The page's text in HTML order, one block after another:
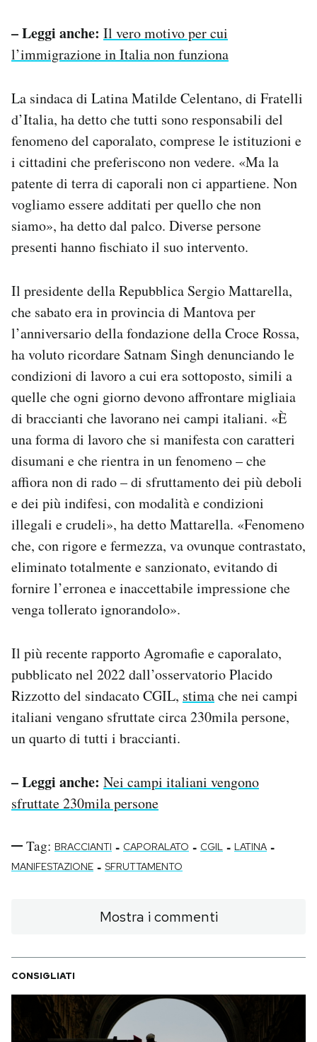
– Leggi anche: Il vero motivo per cui
l’immigrazione in Italia non funziona
La sindaca di Latina Matilde Celentano, di Fratelli
d’Italia, ha detto che tutti sono responsabili del
fenomeno del caporalato, comprese le istituzioni e
i cittadini che preferiscono non vedere. «Ma la
patente di terra di caporali non ci appartiene. Non
vogliamo essere additati per quello che non
siamo», ha detto dal palco. Diverse persone
presenti hanno fischiato il suo intervento.
Il presidente della Repubblica Sergio Mattarella,
che sabato era in provincia di Mantova per
l’anniversario della fondazione della Croce Rossa,
ha voluto ricordare Satnam Singh denunciando le
condizioni di lavoro a cui era sottoposto, simili a
quelle che ogni giorno devono affrontare migliaia
di braccianti che lavorano nei campi italiani. «È
una forma di lavoro che si manifesta con caratteri
disumani e che rientra in un fenomeno – che
affiora non di rado – di sfruttamento dei più deboli
e dei più indifesi, con modalità e condizioni
illegali e crudeli», ha detto Mattarella. «Fenomeno
che, con rigore e fermezza, va ovunque contrastato,
eliminato totalmente e sanzionato, evitando di
fornire l’erronea e inaccettabile impressione che
venga tollerato ignorandolo».
Il più recente rapporto Agromafie e caporalato,
pubblicato nel 2022 dall’osservatorio Placido
Rizzotto del sindacato CGIL, stimache nei campi
italiani vengano sfruttate circa 230mila persone,
un quarto di tutti i braccianti.
– Leggi anche: Nei campi italiani vengono
sfruttate 230mila persone
Tag: BRACCIANTI - CAPORALATO - CGIL - LATINA -
MANIFESTAZIONE - SFRUTTAMENTO
Mostra i commenti
CONSIGLIATI